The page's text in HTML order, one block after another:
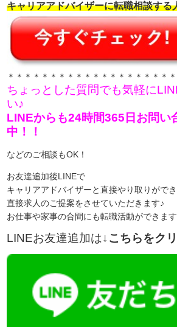
キャリアアドバイザーに転職相談する
＊＊＊＊＊＊＊＊＊＊＊＊＊＊＊＊＊＊＊
ちょっとした質問でも気軽に
い♪
LINEからも24時間365日お問い
中！！
などのご相談もOK！
お友達追加後LINEで
キャリアアドバイザーと直接やり取りができ
直接求人のご提案をさせていただきます♪
お仕事や家事の合間にも転職活動ができま
LINEお友達追加は↓こちらをク